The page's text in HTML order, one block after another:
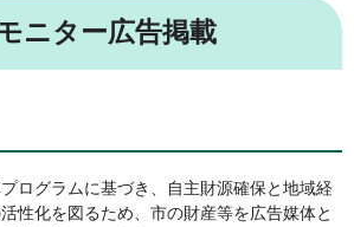
ニター広告掲載
ログラムに基づき、自主財源確保と地域経
性化を図るため、市の財産等を広告媒体と